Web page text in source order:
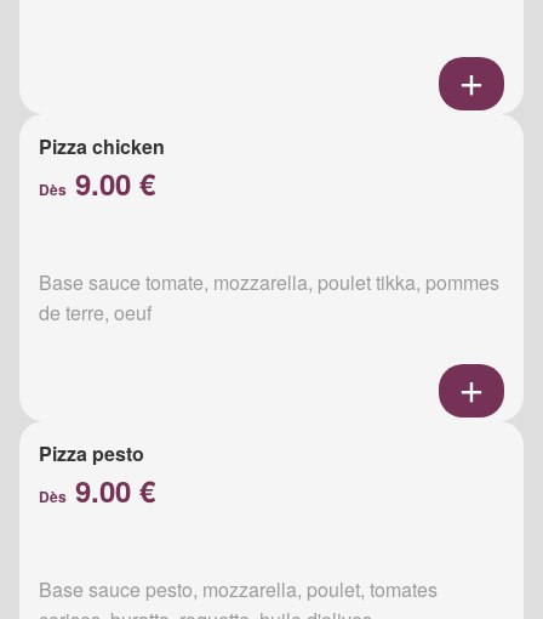
Pizza chicken
Dès 9.00 €
Base sauce tomate, mozzarella, poulet tikka, pommes
de terre, oeuf
Pizza pesto
Dès 9.00 €
Base sauce pesto, mozzarella, poulet, tomates